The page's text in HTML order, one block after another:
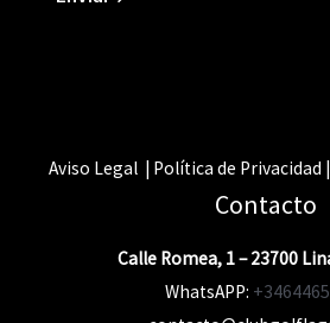
Aviso Legal | Política de Privacidad
Contacto
Calle Romea, 1 – 23700
WhatsAPP: